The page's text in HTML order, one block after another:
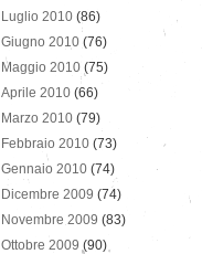
Luglio 2010 (86)
Giugno 2010 (76)
Maggio 2010 (75)
Aprile 2010 (66)
Marzo 2010 (79)
Febbraio 2010 (73)
Gennaio 2010 (74)
Dicembre 2009 (74)
Novembre 2009 (83)
Ottobre 2009 (90)